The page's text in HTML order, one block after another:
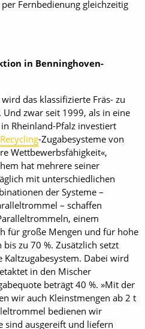
Fernbedienung gleichzeitig
in Benninghoven-
das klassifizierte Fräs- zu
zwar seit 1999, als in eine
Rheinland-Pfalz investiert
Recycling-Zugabesysteme von
Wettbewerbsfähigkeit«,
hat mehrere seiner
mit unterschiedlichen
der Systeme –
– schaffen
einem
für große Mengen und für hohe
zu 70 %. Zusätzlich setzt
Dabei wird
in den Mischer
beträgt 40 %. »Mit der
wir auch Kleinstmengen ab 2 t
bedienen wir
sind ausgereift und liefern